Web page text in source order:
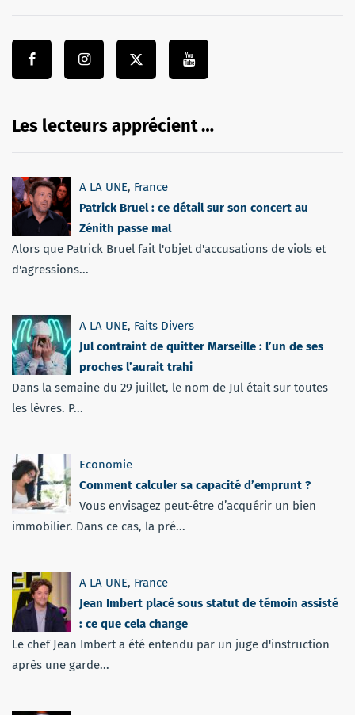
Les lecteurs apprécient …
A LA UNE, France
Patrick Bruel : ce détail sur son concert au
Zénith passe mal
Alors que Patrick Bruel fait l'objet d'accusations de viols et
d'agressions...
A LA UNE, Faits Divers
Jul contraint de quitter Marseille : l’un de ses
proches l’aurait trahi
Dans la semaine du 29 juillet, le nom de Jul était sur toutes
les lèvres. P...
Economie
Comment calculer sa capacité d’emprunt ?
Vous envisagez peut-être d’acquérir un bien
immobilier. Dans ce cas, la pré...
A LA UNE, France
Jean Imbert placé sous statut de témoin assisté
: ce que cela change
Le chef Jean Imbert a été entendu par un juge d'instruction
après une garde...